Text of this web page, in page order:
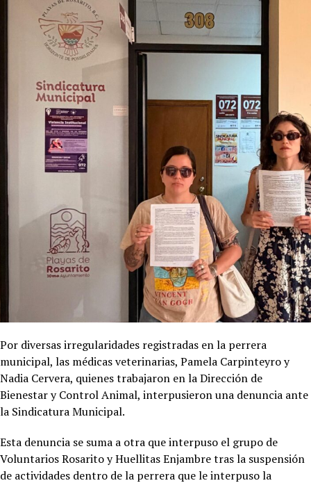
Por diversas irregularidades registradas en la perrera
municipal, las médicas veterinarias, Pamela Carpinteyro y
Nadia Cervera, quienes trabajaron en la Dirección de
Bienestar y Control Animal, interpusieron una denuncia ante
la Sindicatura Municipal.
Esta denuncia se suma a otra que interpuso el grupo de
Voluntarios Rosarito y Huellitas Enjambre tras la suspensión
de actividades dentro de la perrera que le interpuso la